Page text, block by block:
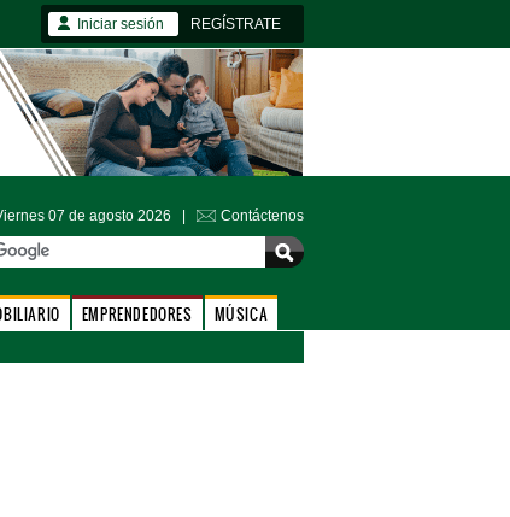
Iniciar sesión REGÍSTRATE
07 de agosto 2026 | Contáctenos
EMPRENDEDORES MÚSICA